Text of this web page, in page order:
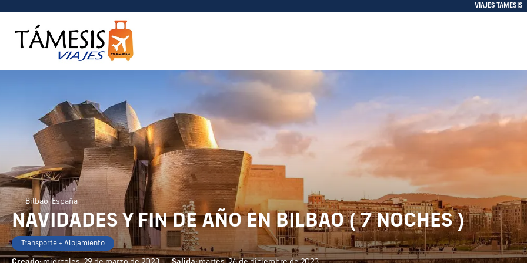
VIAJES TAMESIS
Bilbao, España
NAVIDADES Y FIN DE AÑO EN BILBAO ( 7 NOCHES )
Transporte + Alojamiento